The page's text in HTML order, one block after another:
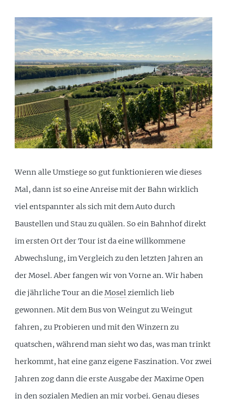
Wenn alle Umstiege so gut funktionieren wie dieses
Mal, dann ist so eine Anreise mit der Bahn wirklich
viel entspannter als sich mit dem Auto durch
Baustellen und Stau zu quälen. So ein Bahnhof direkt
im ersten Ort der Tour ist da eine willkommene
Abwechslung, im Vergleich zu den letzten Jahren an
der Mosel. Aber fangen wir von Vorne an. Wir haben
die jährliche Tour an dieMoselziemlich lieb
gewonnen. Mit dem Bus von Weingut zu Weingut
fahren, zu Probieren und mit den Winzern zu
quatschen, während man sieht wo das, was man trinkt
herkommt, hat eine ganz eigene Faszination. Vor zwei
Jahren zog dann die erste Ausgabe der Maxime Open
in den sozialen Medien an mir vorbei. Genau dieses